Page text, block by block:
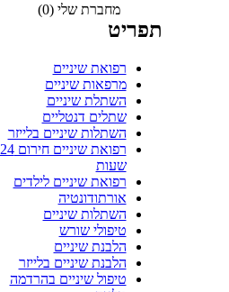
מחברת שלי (0)
תפריט
רפואת שיניים
מרפאות שיניים
השתלת שיניים
שתלים דנטליים
השתלות שיניים בלייזר
רפואת שיניים חירום 24
שעות
רפואת שיניים לילדים
אורתודונטיה
השתלות שיניים
טיפולי שורש
הלבנת שיניים
הלבנת שיניים בלייזר
טיפול שיניים בהרדמה